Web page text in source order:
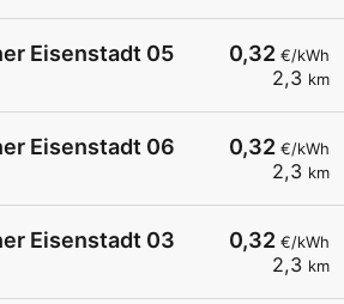
0,32 €/kWh
2,3 km
Eisenstadt 05
0,32 €/kWh
2,3 km
Eisenstadt 06
0,32 €/kWh
2,3 km
Eisenstadt 03